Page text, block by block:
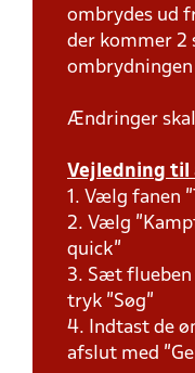
ombrydes ud
der kommer
Ændringer
Vejledning til
1. Vælg fanen
2. Vælg
quick"
3. Sæt flueben
tryk "Søg"
4. Indtast de
afslut med